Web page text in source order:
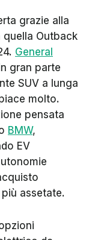
grazie alla
quella Outback
General
gran parte
SUV a lunga
molto.
pensata
BMW,
EV
assetate.